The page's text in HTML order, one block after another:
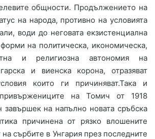
общности. Продължението на
на народа, противно на условията
води до неговата екзистенциална
на политическа, икономическа,
и религиозна автономия на
и виенска корона, отразяват
които ги причиняват.Така и
на Томич от 1918
завършек на напълно новата сръбска
причинена от рязко влошените
сърбите в Унгария през последните